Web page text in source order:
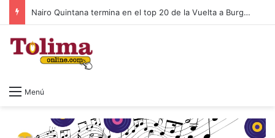
Nairo Quintana termina en el top 20 de la Vuelta a Burgos 2026
Menú